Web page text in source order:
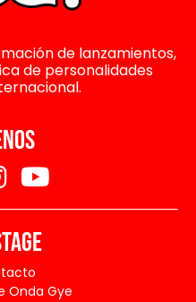
de lanzamientos,
de personalidades
Onda Gye